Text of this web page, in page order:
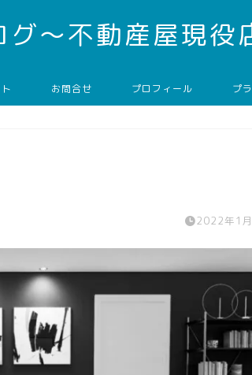
グ～不動産屋現役
お問合せ プロフィール プ
2022年1